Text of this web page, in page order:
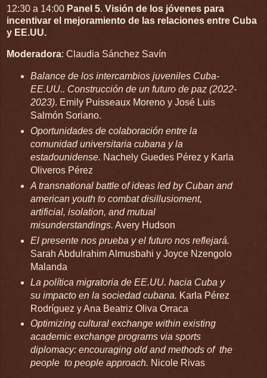
12:30 a 14:00 Panel 5. Visión de los jóvenes para
incentivar el mejoramiento de las relaciones entre Cuba
y EE.UU.
Moderadora: Claudia Sánchez Savín
Balance de los intercambios juveniles Cuba-
EE.UU.. Construcción de un futuro de paz (2022-
2023). Emily Puisseaux Moreno y José Luis
Salmón Soriano.
Oportunidades de colaboración entre la
comunidad universitaria cubana y la
estadounidense. Nachely Guedes Pérez y Karla
Oliveros Pérez
A transnational battle of ideas led by Cuban and
american youth to combat disillusioment,
artificial, isolation, and mutual
misunderstandings. Avery Hudson
El presente nos prueba y el futuro nos reflejará.
Sarah Abdulrahim Almusbahi y Joyce Nzengolo
Malanda
La política migratoria de EE.UU. hacia Cuba y
su impacto en la sociedad cubana. Karla Pérez
Rodríguez y Ana Beatriz Oliva Orraca
Optimizing cultural exchange within existing
academic exchange programs via sports
diplomacy: encouraging old and methods of the
people to people approach. Nicole Rivas